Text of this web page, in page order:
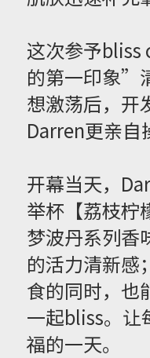
这次参予bliss
的第一印象”
想激荡后，开
Darren更亲
开幕当天，
举杯【荔枝柠
梦波丹系列香
的活力清新感
食的同时，也
一起bliss。让
福的一天。